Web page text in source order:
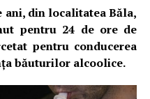
tradițiile spirituale
Alba Iulia și Făgăraș,
care vin să își
și încercările ocrotirii
ani, din localitatea Băla,
pentru 24 de ore de
pentru conducerea
băuturilor alcoolice.